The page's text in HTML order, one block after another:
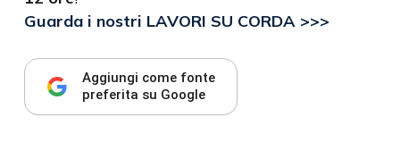
Guarda i nostri LAVORI SU CORDA >>>
Aggiungi come fonte
preferita su Google